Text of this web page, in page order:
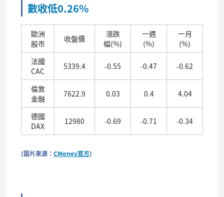
數收低0.26%
歐洲
股市
收盤價
漲跌
幅(%)
一週
(%)
一月
(%)
法國
CAC
5339.4 -0.55 -0.47 -0.62
倫敦
金融
7622.9 0.03 0.4 4.04
德國
DAX
12980 -0.69 -0.71 -0.34
(圖片來源： CMoney官方)